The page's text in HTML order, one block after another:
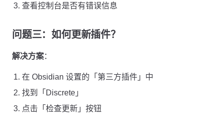
查看控制台是否有错误信息
问题三：如何更新插件？
解决方案：
在 Obsidian 设置的「第三方插件」中
找到「Discrete」
点击「检查更新」按钮